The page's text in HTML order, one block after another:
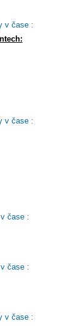
v čase :
v čase :
čase :
čase :
v čase :